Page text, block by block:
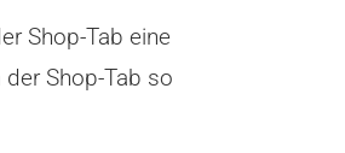
Shop-Tab eine
Shop-Tab so